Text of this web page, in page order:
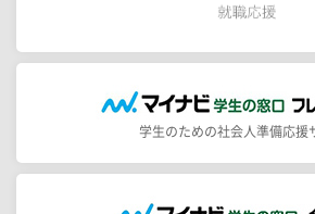
学生のための社会人準備応援